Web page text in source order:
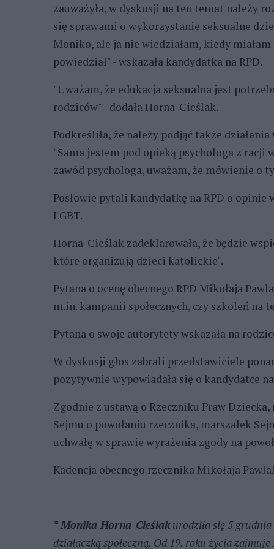
zauważyła, w dyskusji na ten temat należy
się sprawami o wykorzystanie seksualne
Moniko, ale ja nie wiedziałam, kiedy
powiedział" - wskazała kandydatka na RPD.
"Uważam, że edukacja seksualna jest
rodziców" - dodała Horna-Cieślak.
Podkreśliła, że należy podjąć także
"Sama jestem pod opieką psychologa z racji
zawód psychologa, uważam, że mówienie o
Posłowie pytali kandydatkę na RPD o
LGBT.
Horna-Cieślak zadeklarowała, że będzie
które organizują dzieci katolickie".
Pytana o ocenę obecnego RPD Mikołaja
m.in. kampanii społecznych, czy szkoleń na
Pytana o swoje autorytety wskazała na
W dyskusji głos zabrali przedstawiciele
pozytywnie wypowiadała się o kandydatce
Zgodnie z ustawą o Rzeczniku Praw Dziecka,
Sejmu o powołaniu rzecznika, marszałek
uchwałę w sprawie wyrażenia zgody na
Kadencja obecnego rzecznika Mikołaja
* Monika Horna-Cieślak urodziła się 5
działaczką społeczną. Od 19. roku życia